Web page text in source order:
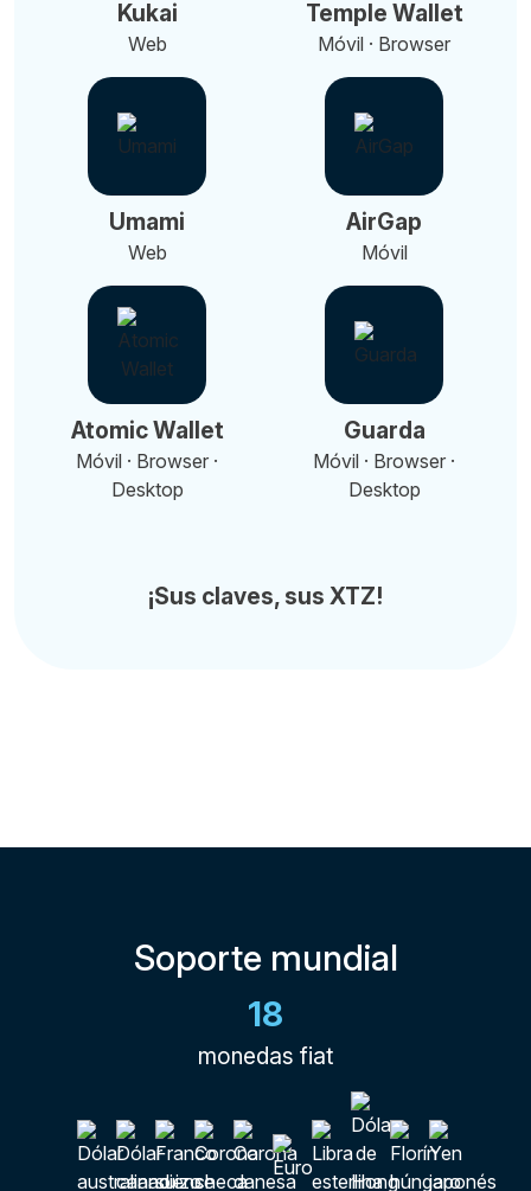
Kukai
Web
Temple Wallet
Móvil · Browser
Umami
Web
AirGap
Móvil
Atomic Wallet
Móvil · Browser ·
Desktop
Guarda
Móvil · Browser ·
Desktop
¡Sus claves, sus XTZ!
Soporte mundial
18
monedas fiat